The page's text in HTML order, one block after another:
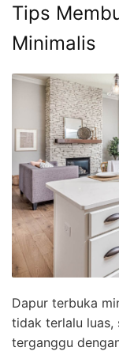
Tips
Minimalis
Dapur terbuka
tidak terlalu luas,
terganggu